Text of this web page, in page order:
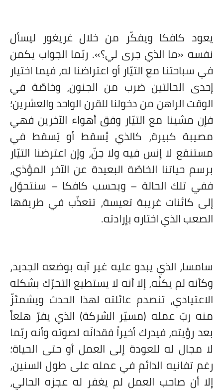
يعود كافكا ويفكّر من خلال غريغور ليسأل
نفسه «ما الذي جرى لي؟». ربّما الجواب يكمن
في سباحتنا مع التيّار أو اعتراضنا له، فيما اختيار
إحدى الحالتين ضرب من الجنون، وخاصّة في
الوقت الراهن من دخولنا للقرن الواحد والعشرين؛
فإن مشينا مع التيّار وفق أهواء الآخرين فهي
مصيبة كبيرة، كالذي يُسقط أو يَسقط في
مستنقع لا إنس فيه ولا جنّ، وإن اعترضنا التيّار
برسم حياتنا الخاصّة البعيدة عن الآخر المؤذي،
ففي تلك الحالة – وبحسب كافكا – سنتحوّل
إلى كائنات غريبة تعيسة، تتعذّب في طريقها
الصعب الذي اختاره بإرادته.
سامسا، الذي يبدو عليه غير آبه بوضعه الجديد،
وكأنه لم يكنْه، إلا أنه لا يستطيع التحرّك بشكله
الاعتيادي، تنصدم عائلته لهذا الحدث ويشمئزّ
منه ربّ عمله (مسيّر الشركة) الذي يفرّ هلعاً
بعد رؤيته، فيدرك أخيراً فقدانَه لصوته وأنه ربّما
لا مجال له للعودة إلى العمل أو حتى الحياة؛
رغم تفانيه الدائم في عمله على طول السنين،
إلا أن صاحب العمل لم يغفر له عجزه الحالي،